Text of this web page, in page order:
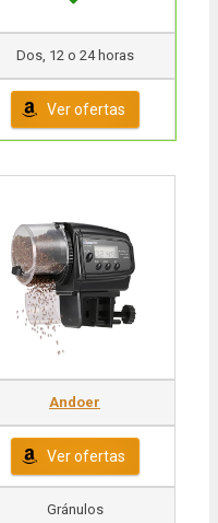
Dos, 12 o 24 horas
Ver ofertas
Andoer
Ver ofertas
Gránulos